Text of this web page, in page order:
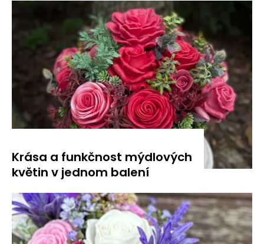
Krása a funkčnost mýdlových
květin v jednom balení